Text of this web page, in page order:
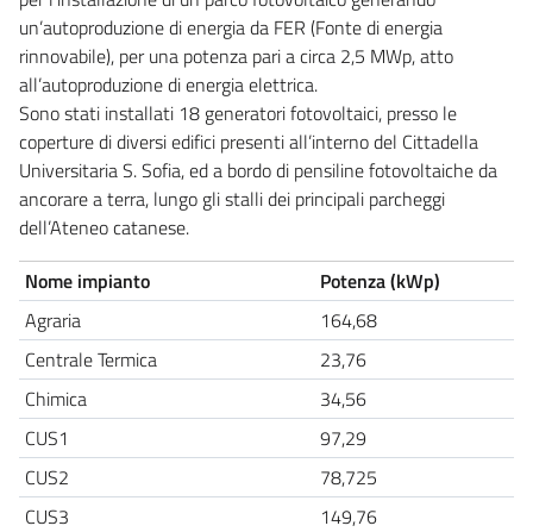
un’autoproduzione di energia da FER (Fonte di energia
rinnovabile), per una potenza pari a circa 2,5 MWp, atto
all’autoproduzione di energia elettrica.
Sono stati installati 18 generatori fotovoltaici, presso le
coperture di diversi edifici presenti all’interno del Cittadella
Universitaria S. Sofia, ed a bordo di pensiline fotovoltaiche da
ancorare a terra, lungo gli stalli dei principali parcheggi
dell’Ateneo catanese.
Nome impianto
Potenza (kWp)
Agraria
164,68
Centrale Termica
23,76
Chimica
34,56
CUS1
97,29
CUS2
78,725
CUS3
149,76